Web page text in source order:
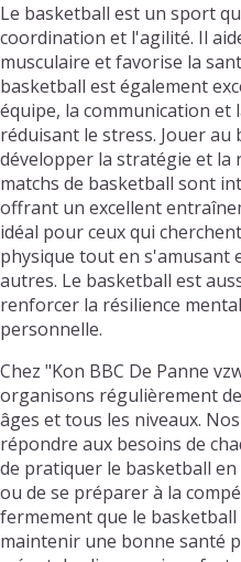
Le basketball est un sport
coordination et l'agilité. Il
musculaire et favorise la
basketball est également
équipe, la communication
réduisant le stress. Jouer
développer la stratégie et la
matchs de basketball sont
offrant un excellent
idéal pour ceux qui
physique tout en s'amusant
autres. Le basketball est
renforcer la résilience
personnelle.
Chez "Kon BBC De Panne
organisons régulièrement
âges et tous les niveaux.
répondre aux besoins de
de pratiquer le basketball
ou de se préparer à la
fermement que le
maintenir une bonne santé